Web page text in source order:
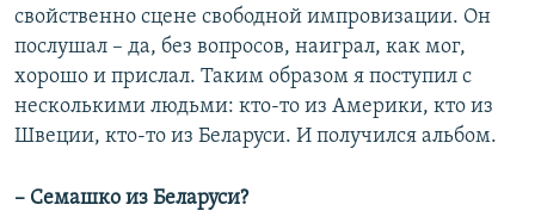
свойственно сцене свободной импровизации. Он
послушал – да, без вопросов, наиграл, как мог,
хорошо и прислал. Таким образом я поступил с
несколькими людьми: кто-то из Америки, кто из
Швеции, кто-то из Беларуси. И получился альбом.
– Семашко из Беларуси?